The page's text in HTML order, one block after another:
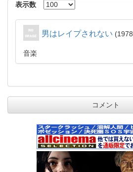
表示数
男はレイプされない 1978
音楽
コメント